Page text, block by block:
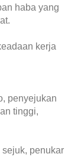
haba yang
kerja
penyejukan
tinggi,
penukar